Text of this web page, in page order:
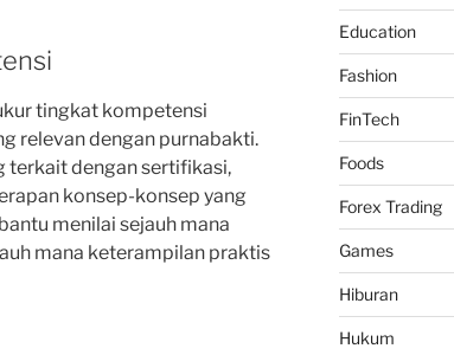
tingkat kompetensi
relevan dengan purnabakti.
terkait dengan sertifikasi,
konsep-konsep yang
menilai sejauh mana
mana keterampilan praktis
Education
Fashion
FinTech
Foods
Forex Trading
Games
Hiburan
Hukum